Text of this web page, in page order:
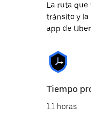
La ruta que
tránsito y la
app de
Tiempo
1.1 horas